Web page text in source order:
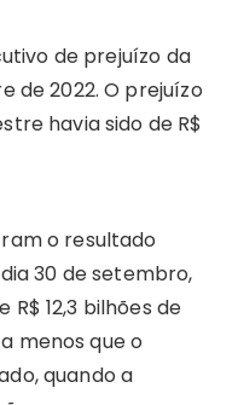
de prejuízo da
de 2022. O prejuízo
havia sido de R$
o resultado
30 de setembro,
12,3 bilhões de
menos que o
quando a